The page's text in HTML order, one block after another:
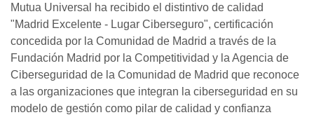
Mutua Universal ha recibido el distintivo de calidad
"Madrid Excelente - Lugar Ciberseguro", certificación
concedida por la Comunidad de Madrid a través de la
Fundación Madrid por la Competitividad y la Agencia de
Ciberseguridad de la Comunidad de Madrid que reconoce
a las organizaciones que integran la ciberseguridad en su
modelo de gestión como pilar de calidad y confianza